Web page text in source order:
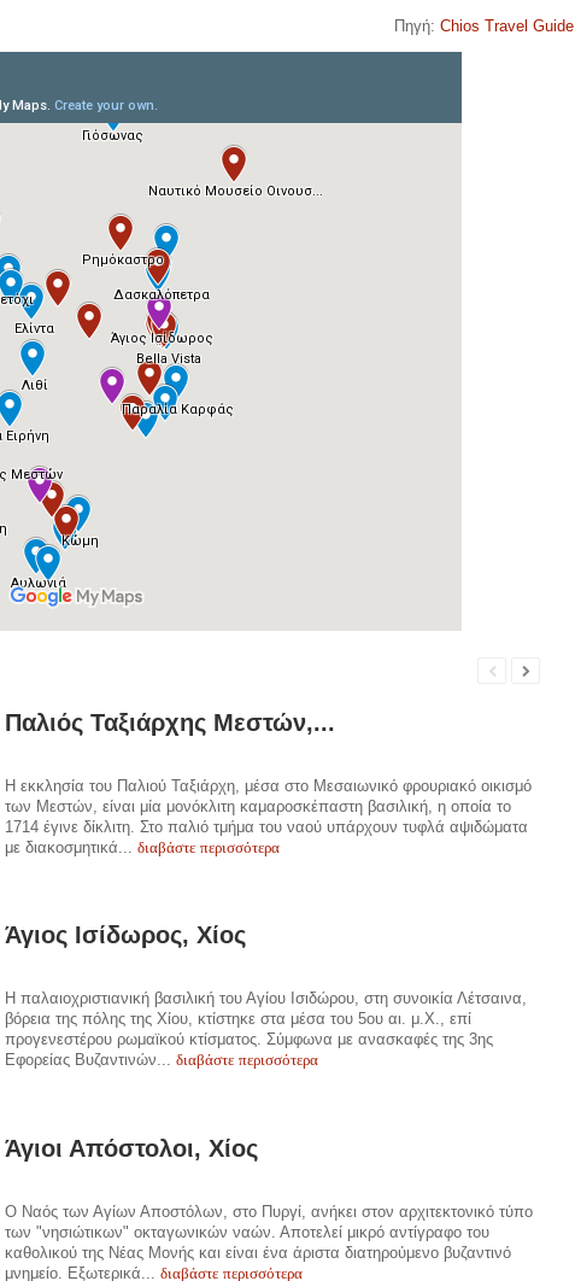
Πηγή:Chios Travel Guide
Παλιός Ταξιάρχης Μεστών,...
Η εκκλησία του Παλιού Ταξιάρχη, μέσα στο Μεσαιωνικό φρουριακό οικισμό
των Μεστών, είναι μία μονόκλιτη καμαροσκέπαστη βασιλική, η οποία το
1714 έγινε δίκλιτη. Στο παλιό τμήμα του ναού υπάρχουν τυφλά αψιδώματα
με διακοσμητικά...διαβάστε περισσότερα
Άγιος Ισίδωρος, Χίος
Η παλαιοχριστιανική βασιλική του Αγίου Ισιδώρου, στη συνοικία Λέτσαινα,
βόρεια της πόλης της Χίου, κτίστηκε στα μέσα του 5ου αι. μ.Χ., επί
προγενεστέρου ρωμαϊκού κτίσματος. Σύμφωνα με ανασκαφές της 3ης
Εφορείας Βυζαντινών...διαβάστε περισσότερα
Άγιοι Απόστολοι, Χίος
Ο Ναός των Αγίων Αποστόλων, στο Πυργί, ανήκει στον αρχιτεκτονικό τύπο
των "νησιώτικων" οκταγωνικών ναών. Αποτελεί μικρό αντίγραφο του
καθολικού της Νέας Μονής και είναι ένα άριστα διατηρούμενο βυζαντινό
μνημείο. Εξωτερικά...διαβάστε περισσότερα